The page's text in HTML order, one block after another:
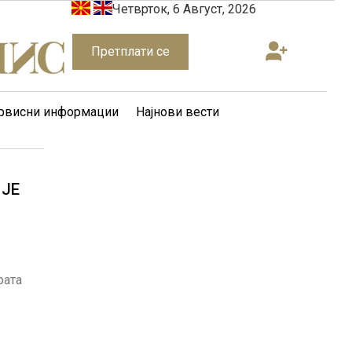
Четврток, 6 Август, 2026
Претплати се
информации Најнови вести